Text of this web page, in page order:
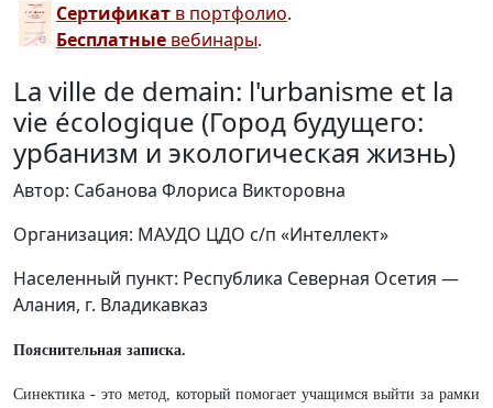
Сертификат в портфолио.
Бесплатные вебинары.
La ville de demain: l'urbanisme et la
vie écologique (Город будущего:
урбанизм и экологическая жизнь)
Автор: Сабанова Флориса Викторовна
Организация: МАУДО ЦДО с/п «Интеллект»
Населенный пункт: Республика Северная Осетия —
Алания, г. Владикавказ
Пояснительная записка.
Синектика - это метод, который помогает учащимся выйти за рамки